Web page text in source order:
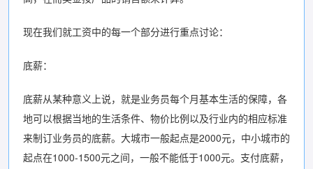
现在我们就工资中的每一个部分进行重点讨论：
底薪：
底薪从某种意义上说，就是业务员每个月基本生活的保障，各
地可以根据当地的生活条件、物价比例以及行业内的相应标准
来制订业务员的底薪。大城市一般起点是2000元，中小城市的
起点在1000-1500元之间，一般不能低于1000元。支付底薪，